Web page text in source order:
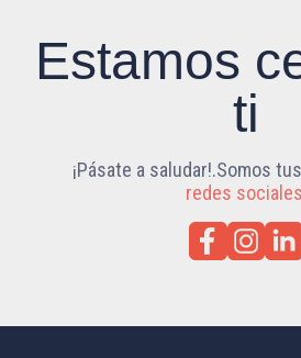
Estamos
ti
¡Pásate a saludar!.Somos
redes